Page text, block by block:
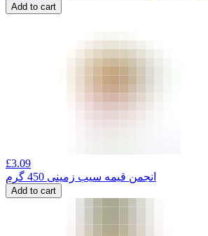
Add to cart
£3.09
انجمن قیمه سیب زمینی 450 گرم
Add to cart